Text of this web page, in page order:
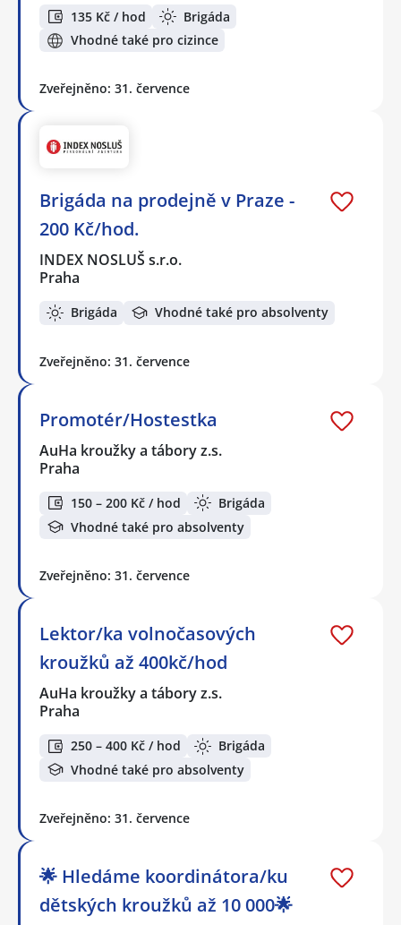
135 Kč / hod
Brigáda
Vhodné také pro cizince
Zveřejněno: 31. července
Brigáda na prodejně v Praze -
200 Kč/hod.
INDEX NOSLUŠ s.r.o.
Praha
Brigáda Vhodné také pro absolventy
Zveřejněno: 31. července
Promotér/Hostestka
AuHa kroužky a tábory z.s.
Praha
150 – 200 Kč / hod
Brigáda
Vhodné také pro absolventy
Zveřejněno: 31. července
Lektor/ka volnočasových
kroužků až 400kč/hod
AuHa kroužky a tábory z.s.
Praha
250 – 400 Kč / hod
Brigáda
Vhodné také pro absolventy
Zveřejněno: 31. července
🌟 Hledáme koordinátora/ku
dětských kroužků až 10 000🌟